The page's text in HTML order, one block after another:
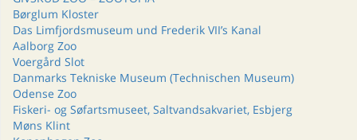
Børglum Kloster
Das Limfjordsmuseum und Frederik VII’s Kanal
Aalborg Zoo
Voergård Slot
Danmarks Tekniske Museum (Technischen Museum)
Odense Zoo
Fiskeri- og Søfartsmuseet, Saltvandsakvariet, Esbjerg
Møns Klint